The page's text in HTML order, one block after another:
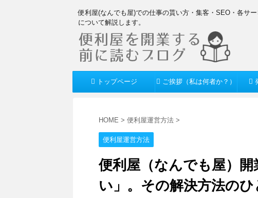
便利屋(なんでも屋)での仕事の貰い方・集客・SEO・各サー
について解説します。
トップページ ご挨拶（私は何者か？）
HOME > 便利屋運営方法 >
便利屋運営方法
便利屋（なんでも屋）
い」。その解決方法の